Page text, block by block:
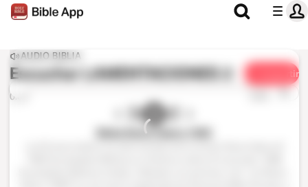
AUDIO BIBLIA
EscucharLAMENTACIONES 2 Compartir
0:00 1x
Biblia Reina Valera 1960